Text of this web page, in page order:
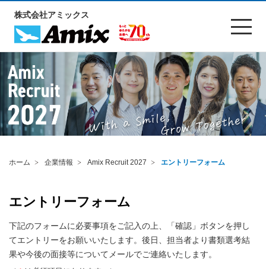
株式会社アミックス
ホーム 企業情報 Amix Recruit 2027 エントリーフォーム
エントリーフォーム
下記のフォームに必要事項をご記入の上、「確認」ボタンを押し
てエントリーをお願いいたします。後日、担当者より書類選考結
果や今後の面接等についてメールでご連絡いたします。